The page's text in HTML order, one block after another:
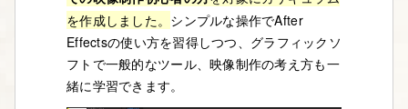
を作成しました。 シンプルな操作でAfter
Effectsの使い方を習得しつつ、グラフィックソ
フトで一般的なツール、映像制作の考え方も一
緒に学習できます。